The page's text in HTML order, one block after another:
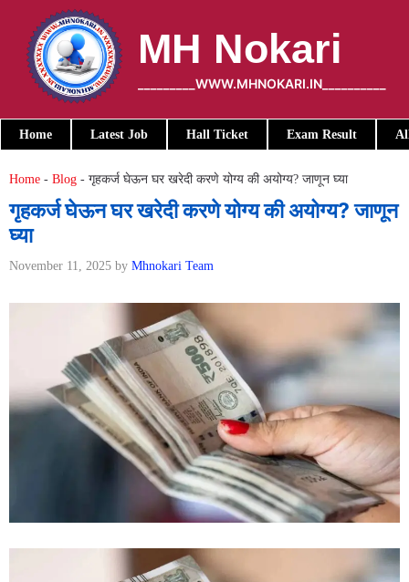
content
MH Nokari
_________WWW.MHNOKARI.IN__________
Home Latest Job Hall Ticket Exam Result
Home - Blog - गृहकर्ज घेऊन घर खरेदी करणे योग्य की अयोग्य? जाणून घ्या
गृहकर्ज घेऊन घर खरेदी करणे योग्य की अयोग्य? जाणून
घ्या
November 11, 2025 by Mhnokari Team